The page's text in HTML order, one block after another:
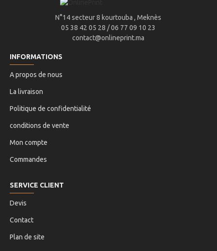
N°14 secteur 8 kourtouba , Meknès
05 38 42 05 28 / 06 77 09 10 23
contact@onlineprint.ma
INFORMATIONS
A propos de nous
La livraison
Politique de confidentialité
conditions de vente
Mon compte
Commandes
SERVICE CLIENT
Devis
Contact
Plan de site